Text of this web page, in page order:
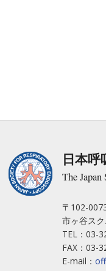
日本呼
The
〒102-
市ヶ谷ス
TEL：03-
FAX：03-
E-mail：